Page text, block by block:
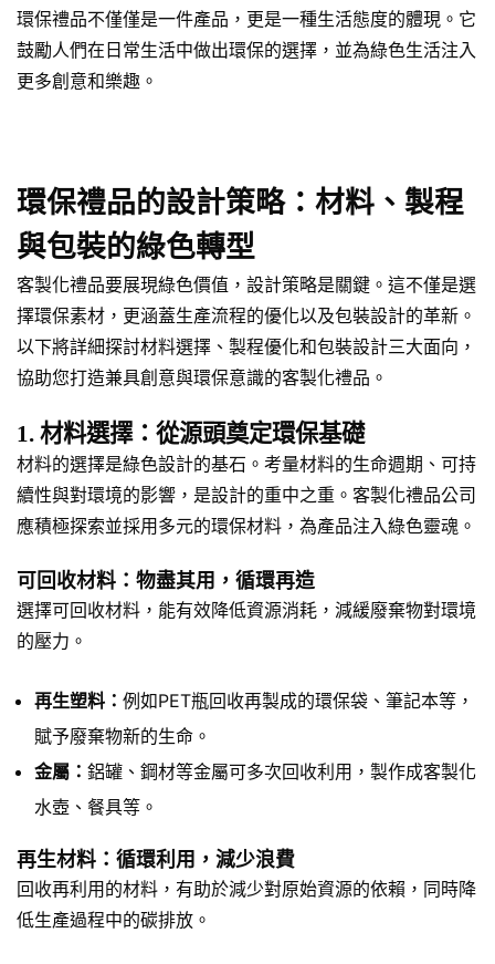
環保禮品不僅僅是一件產品，更是一種生活態度的體現。它
鼓勵人們在日常生活中做出環保的選擇，並為綠色生活注入
更多創意和樂趣。
環保禮品的設計策略：材料、製程
與包裝的綠色轉型
客製化禮品要展現綠色價值，設計策略是關鍵。這不僅是選
擇環保素材，更涵蓋生產流程的優化以及包裝設計的革新。
以下將詳細探討材料選擇、製程優化和包裝設計三大面向，
協助您打造兼具創意與環保意識的客製化禮品。
1. 材料選擇：從源頭奠定環保基礎
材料的選擇是綠色設計的基石。考量材料的生命週期、可持
續性與對環境的影響，是設計的重中之重。客製化禮品公司
應積極探索並採用多元的環保材料，為產品注入綠色靈魂。
可回收材料：物盡其用，循環再造
選擇可回收材料，能有效降低資源消耗，減緩廢棄物對環境
的壓力。
再生塑料： 例如PET瓶回收再製成的環保袋、筆記本等，
賦予廢棄物新的生命。
金屬： 鋁罐、鋼材等金屬可多次回收利用，製作成客製化
水壺、餐具等。
再生材料：循環利用，減少浪費
回收再利用的材料，有助於減少對原始資源的依賴，同時降
低生產過程中的碳排放。